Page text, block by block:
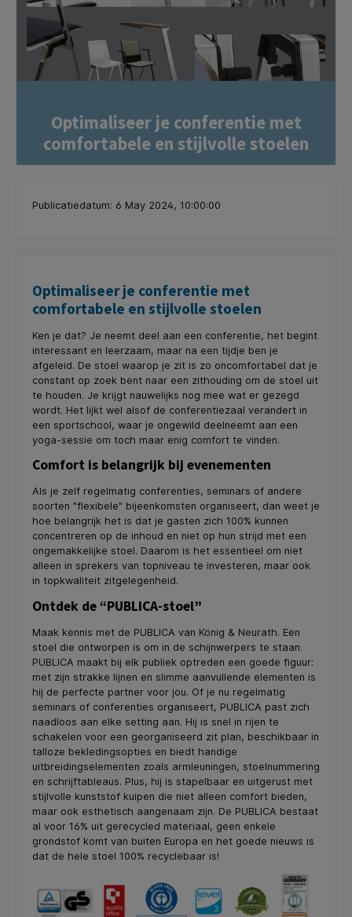
Optimaliseer je conferentie met
comfortabele en stijlvolle stoelen
Publicatiedatum: 6 May 2024, 10:00:00
Optimaliseer je conferentie met
comfortabele en stijlvolle stoelen
Ken je dat? Je neemt deel aan een conferentie, het begint
interessant en leerzaam, maar na een tijdje ben je
afgeleid. De stoel waarop je zit is zo oncomfortabel dat je
constant op zoek bent naar een zithouding om de stoel uit
te houden. Je krijgt nauwelijks nog mee wat er gezegd
wordt. Het lijkt wel alsof de conferentiezaal verandert in
een sportschool, waar je ongewild deelneemt aan een
yoga-sessie om toch maar enig comfort te vinden.
Comfort is belangrijk bij evenementen
Als je zelf regelmatig conferenties, seminars of andere
soorten "flexibele" bijeenkomsten organiseert, dan weet je
hoe belangrijk het is dat je gasten zich 100% kunnen
concentreren op de inhoud en niet op hun strijd met een
ongemakkelijke stoel. Daarom is het essentieel om niet
alleen in sprekers van topniveau te investeren, maar ook
in topkwaliteit zitgelegenheid.
Ontdek de “PUBLICA-stoel”
Maak kennis met de PUBLICA van König & Neurath. Een
stoel die ontworpen is om in de schijnwerpers te staan.
PUBLICA maakt bij elk publiek optreden een goede figuur:
met zijn strakke lijnen en slimme aanvullende elementen is
hij de perfecte partner voor jou. Of je nu regelmatig
seminars of conferenties organiseert, PUBLICA past zich
naadloos aan elke setting aan. Hij is snel in rijen te
schakelen voor een georganiseerd zit plan, beschikbaar in
talloze bekledingsopties en biedt handige
uitbreidingselementen zoals armleuningen, stoelnummering
en schrijftableaus. Plus, hij is stapelbaar en uitgerust met
stijlvolle kunststof kuipen die niet alleen comfort bieden,
maar ook esthetisch aangenaam zijn. De PUBLICA bestaat
al voor 16% uit gerecycled materiaal, geen enkele
grondstof komt van buiten Europa en het goede nieuws is
dat de hele stoel 100% recyclebaar is!